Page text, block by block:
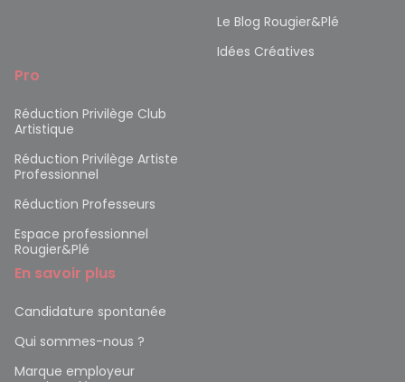
Le Blog Rougier&Plé
Idées Créatives
Pro
Réduction Privilège Club
Artistique
Réduction Privilège Artiste
Professionnel
Réduction Professeurs
Espace professionnel
Rougier&Plé
En savoir plus
Candidature spontanée
Qui sommes-nous ?
Marque employeur